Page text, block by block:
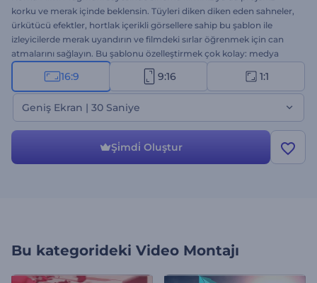
korku ve merak içinde beklensin. Tüyleri diken diken eden sahneler,
ürkütücü efektler, hortlak içerikli görsellere sahip bu şablon ile
izleyicilerde merak uyandırın ve filmdeki sırlar öğrenmek için can
atmalarını sağlayın. Bu şablonu özelleştirmek çok kolay: medya
dosyalarını yükleyin, metinleri girin, gerekirse düzeltmeler yapın ve
korkunç video projenize bir arkaplan müziği ya da ses kaydı ekleyin.
Korku filmleri, ürkütücü fragmanlar, Cadılar Bayramı reklamları,
korkunç jenerikler vs. için ideal. Hemen oluşturun!
16:9 9:16 1:1
Geniş Ekran | 30 Saniye
Şi̇mdi̇ Oluştur
Bu kategorideki Video Montajı